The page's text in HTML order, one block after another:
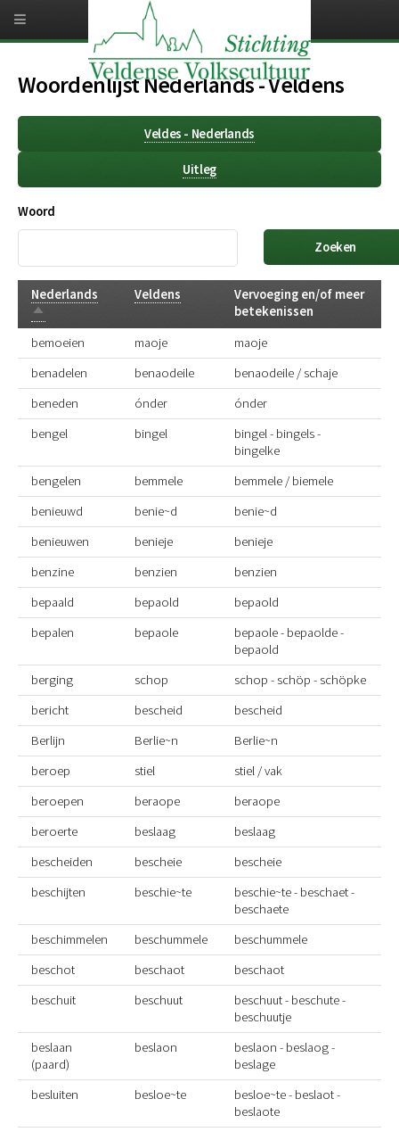
naar
inhoud
gaanWoordenlijst Nederlands - Veldens
Veldes - Nederlands
Uitleg
Woord
Nederlands
Aflopend
sorteren
Veldens
Vervoeging en/of meer
betekenissen
bemoeien
maoje
maoje
benadelen
benaodeile
benaodeile / schaje
beneden
ónder
ónder
bengel
bingel
bingel - bingels -
bingelke
bengelen
bemmele
bemmele / biemele
benieuwd
benie~d
benie~d
benieuwen
benieje
benieje
benzine
benzien
benzien
bepaald
bepaold
bepaold
bepalen
bepaole
bepaole - bepaolde -
bepaold
berging
schop
schop - schöp - schöpke
bericht
bescheid
bescheid
Berlijn
Berlie~n
Berlie~n
beroep
stiel
stiel / vak
beroepen
beraope
beraope
beroerte
beslaag
beslaag
bescheiden
bescheie
bescheie
beschijten
beschie~te
beschie~te - beschaet -
beschaete
beschimmelen
beschummele
beschummele
beschot
beschaot
beschaot
beschuit
beschuut
beschuut - beschute -
beschuutje
beslaan
(paard)
beslaon
beslaon - beslaog -
beslage
besluiten
besloe~te
besloe~te - beslaot -
beslaote